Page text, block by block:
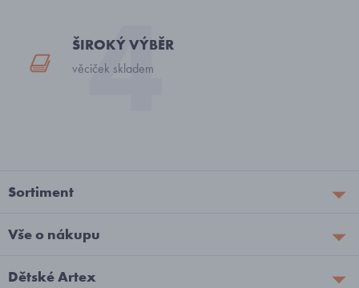
ŠIROKÝ VÝBĚR
věciček skladem
Sortiment
Vše o nákupu
Dětské Artex